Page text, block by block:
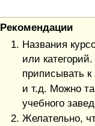
Рекомендации
Названия
или
приписывать к
и т.д. Можно
учебного
Желательно,